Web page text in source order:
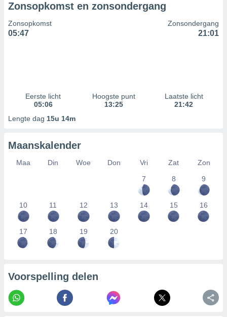
Zonsopkomst en zonsondergang
Zonsopkomst
05:47
Zonsondergang
21:01
Eerste licht
05:06
Hoogste punt
13:25
Laatste licht
21:42
Lengte dag 15u 14m
Maanskalender
Maa Din Woe Don Vri Zat
Zon
7
8 9
10 11 12 13 14 15 16
17 18 19 20
Voorspelling delen